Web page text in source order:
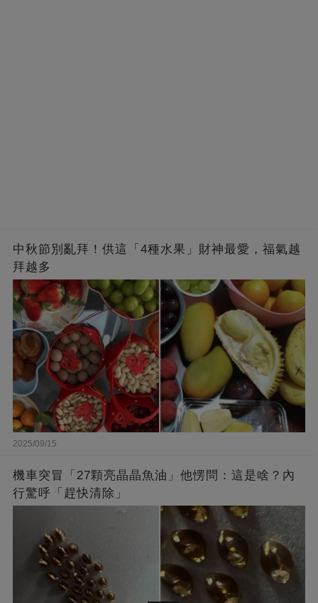
中秋節別亂拜！供這「4種水果」財神最愛，福氣越
拜越多
2025/09/15
機車突冒「27顆亮晶晶魚油」他愣問：這是啥？內
行驚呼「趕快清除」